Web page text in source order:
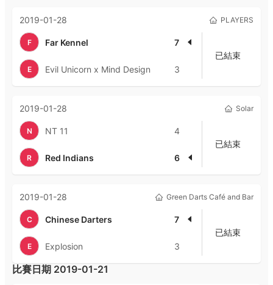
2019-01-28 PLAYERS
F Far Kennel 7
E Evil Unicorn x Mind Design 3
已結束
2019-01-28 Solar
N NT 11 4
R Red Indians 6
已結束
2019-01-28 Green Darts Café and Bar
C Chinese Darters 7
E Explosion 3
已結束
比賽日期 2019-01-21